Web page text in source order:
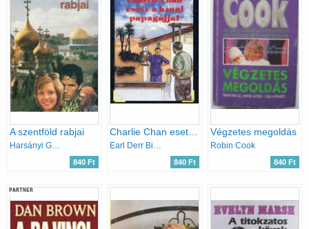
A szentföld rabjai
Harsányi Gábor
840 Ft
Earl Derr Biggers
840 Ft
Végzetes megoldás
Robin Cook
840 Ft
PARTNER